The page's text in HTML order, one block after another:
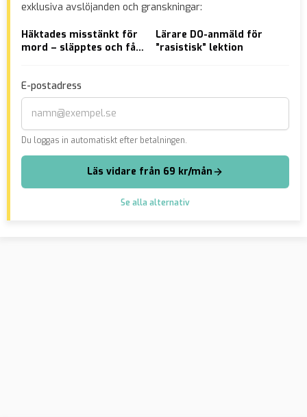
exklusiva avslöjanden och granskningar:
Häktades misstänkt för
mord – släpptes och får
Lärare DO-anmäld för
”rasistisk” lektion
E-postadress
Du loggas in automatiskt efter betalningen.
Läs vidare från 69 kr/mån
Se alla alternativ